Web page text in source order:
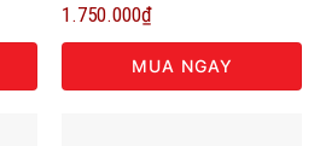
1.750.000₫
MUA NGAY